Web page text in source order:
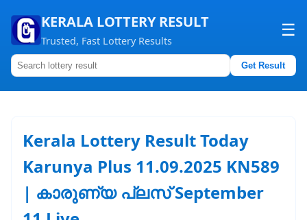
KERALA LOTTERY RESULT
Trusted, Fast Lottery Results
☰
Get Result
Home
Contact us
Kerala Lottery Result Today
Karunya Plus 11.09.2025 KN589
| കാരുണ്യ പ്ലസ് September